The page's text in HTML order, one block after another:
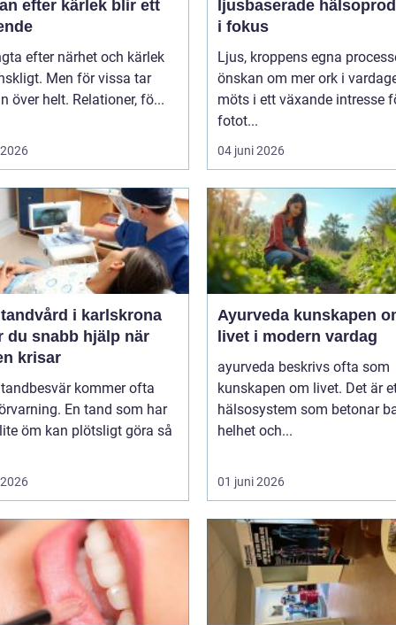
efter kärlek blir ett
efter närhet och kärlek
Men för vissa tar
över helt. Relationer, fö...
ljusbaserade
i fokus
Ljus, kroppens egna
önskan om mer ork i
möts i ett växande intresse
fotot...
04 juni 2026
i karlskrona
du snabb hjälp när
krisar
kommer ofta
En tand som har
öm kan plötsligt göra så
Ayurveda kunskapen om
livet i modern vardag
ayurveda beskrivs ofta som
kunskapen om livet. Det är
hälsosystem som betonar
helhet och...
01 juni 2026